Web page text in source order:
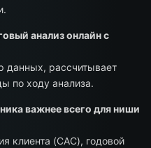
анализ онлайн с
данных, рассчитывает
по ходу анализа.
важнее всего для ниши
клиента (CAC), годовой